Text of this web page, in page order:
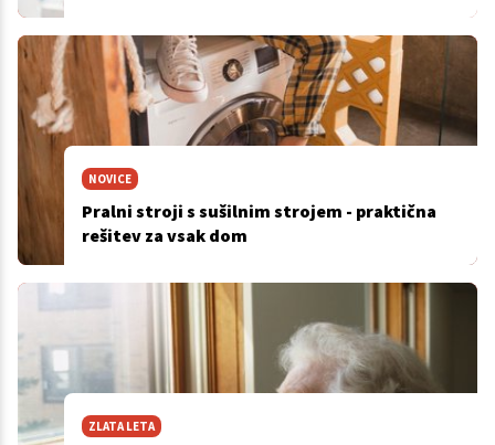
NOVICE
Pralni stroji s sušilnim strojem - praktična
rešitev za vsak dom
ZLATA LETA